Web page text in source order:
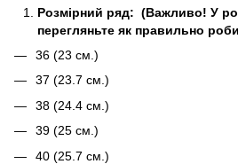
Розмірний ряд: (Важливо! У
перегляньте як правильно
36 (23 см.)
37 (23.7 см.)
38 (24.4 см.)
39 (25 см.)
40 (25.7 см.)